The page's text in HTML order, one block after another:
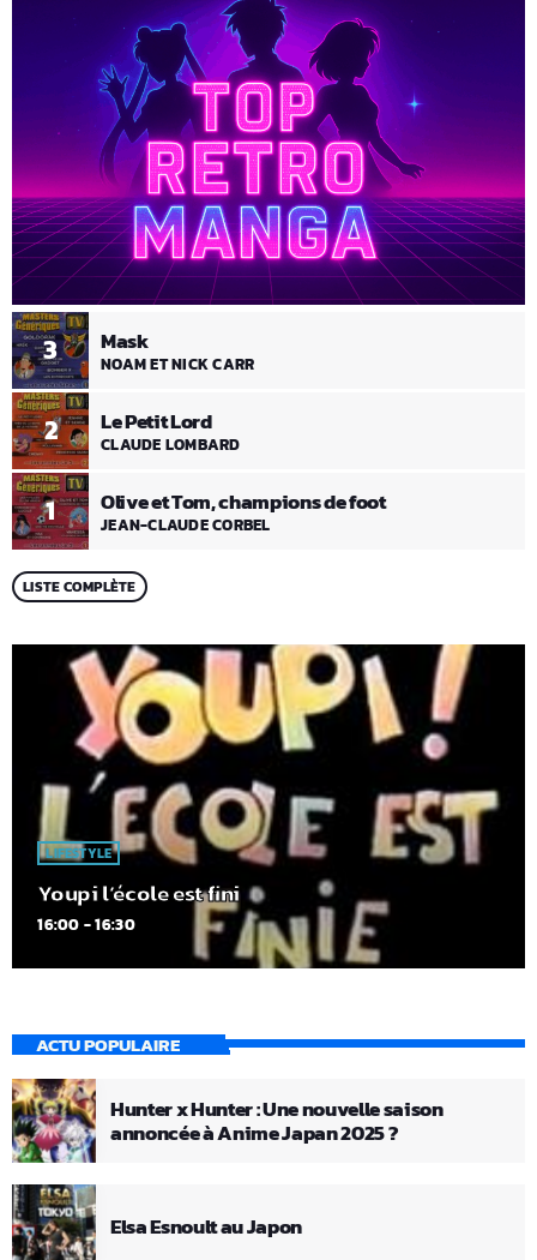
1 Olive et Tom, champions de foot
JEAN-CLAUDE CORBEL
2 Le Petit Lord
CLAUDE LOMBARD
3 Mask
NOAM ET NICK CARR
LISTE COMPLÈTE
LIFESTYLE
Youpi l’école est fini
16:00 - 16:30
ACTU POPULAIRE
Hunter x Hunter : Une nouvelle saison
annoncée à Anime Japan 2025 ?
Elsa Esnoult au Japon